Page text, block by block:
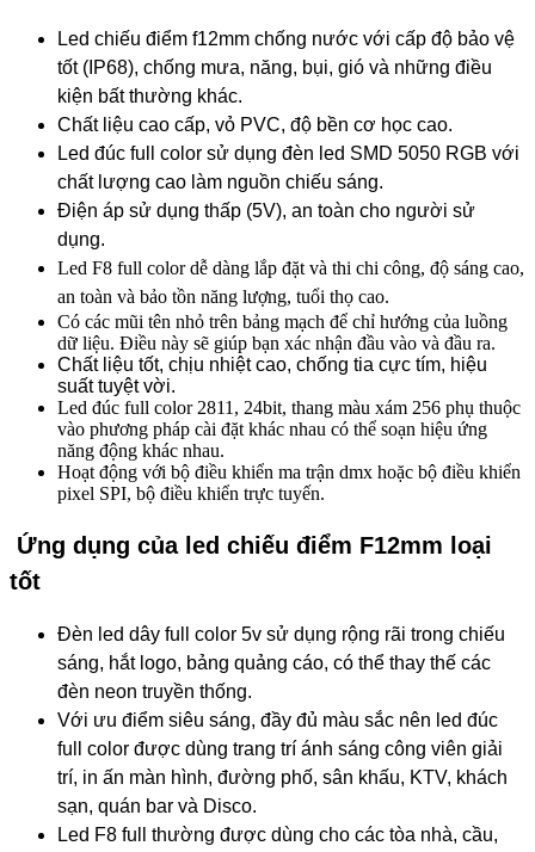
Led chiếu điểm f12mm chống nước với cấp độ bảo vệ
tốt (IP68), chống mưa, năng, bụi, gió và những điều
kiện bất thường khác.
Chất liệu cao cấp, vỏ PVC, độ bền cơ học cao.
Led đúc full color sử dụng đèn led SMD 5050 RGB với
chất lượng cao làm nguồn chiếu sáng.
Điện áp sử dụng thấp (5V), an toàn cho người sử
dụng.
Led F8 full color dễ dàng lắp đặt và thi chi công, độ sáng cao,
an toàn và bảo tồn năng lượng, tuổi thọ cao.
Có các mũi tên nhỏ trên bảng mạch để chỉ hướng của luồng
dữ liệu. Điều này sẽ giúp bạn xác nhận đầu vào và đầu ra.
Chất liệu tốt, chịu nhiệt cao, chống tia cực tím, hiệu
suất tuyệt vời.
Led đúc full color 2811, 24bit, thang màu xám 256 phụ thuộc
vào phương pháp cài đặt khác nhau có thể soạn hiệu ứng
năng động khác nhau.
Hoạt động với bộ điều khiển ma trận dmx hoặc bộ điều khiển
pixel SPI, bộ điều khiển trực tuyến.
Ứng dụng của led chiếu điểm F12mm loại
tốt
Đèn led dây full color 5v sử dụng rộng rãi trong chiếu
sáng, hắt logo, bảng quảng cáo, có thể thay thế các
đèn neon truyền thống.​
Với ưu điểm siêu sáng, đầy đủ màu sắc nên led đúc
full color được dùng trang trí ánh sáng công viên giải
trí, in ấn màn hình, đường phố, sân khấu, KTV, khách
sạn, quán bar và Disco.
Led F8 full thường được dùng cho các tòa nhà, cầu,